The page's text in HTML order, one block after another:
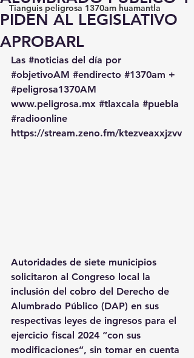
Tianguis peligrosa 1370am huamantla
PIDEN AL LEGISLATIVO
APROBARL
Las #noticias del día por
#objetivoAM #endirecto #1370am +
#peligrosa1370AM
www.peligrosa.mx #tlaxcala #puebla
#radioonline
https://stream.zeno.fm/ktezveaxxjzvv
Autoridades de siete municipios
solicitaron al Congreso local la
inclusión del cobro del Derecho de
Alumbrado Público (DAP) en sus
respectivas leyes de ingresos para el
ejercicio fiscal 2024 “con sus
modificaciones”, sin tomar en cuenta